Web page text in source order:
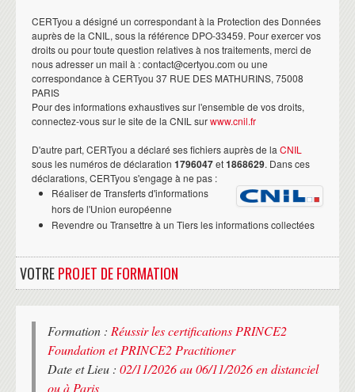
CERTyou a désigné un correspondant à la Protection des Données
auprès de la CNIL, sous la référence DPO-33459. Pour exercer vos
droits ou pour toute question relatives à nos traitements, merci de
nous adresser un mail à : contact@certyou.com ou une
correspondance à CERTyou 37 RUE DES MATHURINS, 75008
PARIS
Pour des informations exhaustives sur l'ensemble de vos droits,
connectez-vous sur le site de la CNIL surwww.cnil.fr
D'autre part, CERTyou a déclaré ses fichiers auprès de la CNIL
sous les numéros de déclaration 1796047et1868629. Dans ces
déclarations, CERTyou s'engage à ne pas :
Réaliser de Transferts d'informations
hors de l'Union européenne
Revendre ou Transettre à un Tiers les informations collectées
VOTREPROJET DE FORMATION
Formation : Réussir les certifications PRINCE2
Foundation et PRINCE2 Practitioner
Date et Lieu : 02/11/2026 au 06/11/2026 en distanciel
ou à Paris